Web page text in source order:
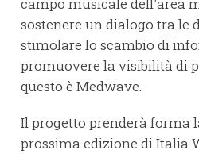
sostenere un dialogo tra le
stimolare lo scambio di
promuovere la visibilità di
questo è Medwave.
Il progetto prenderà forma
prossima edizione di Italia